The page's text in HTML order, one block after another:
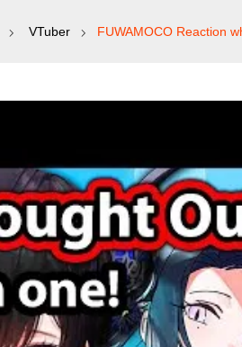
VTuber FUWAMOCO Reaction